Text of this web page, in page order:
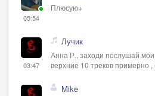
05:54
Плюсую+
03:47
Лучик
Анна Р., заходи послушай мои
верхние 10 треков примерно
Mike